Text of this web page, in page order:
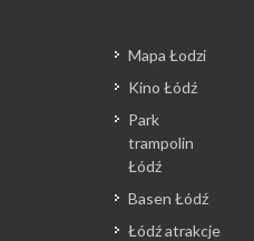
Mapa Łodzi
Kino Łódź
Park
trampolin
Łódź
Basen Łódź
Łódź atrakcje